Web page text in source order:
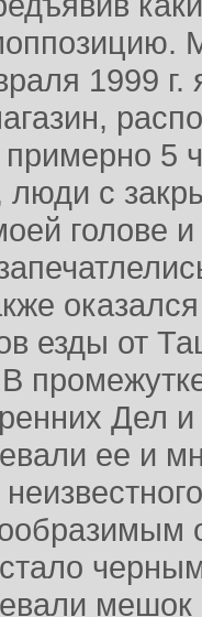
1999
5
люди с
голове
езды от
Дел и
ее и